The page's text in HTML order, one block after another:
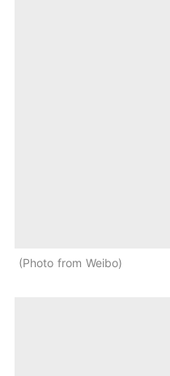
Photo from Weibo